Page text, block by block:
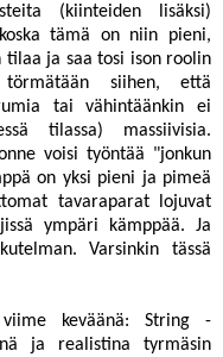
(kiinteiden lisäksi)
tämä on niin pieni,
ja saa tosi ison roolin
törmätään siihen, että
tai vähintäänkin ei
tilassa) massiivisia.
voisi työntää "jonkun
on yksi pieni ja pimeä
tavaraparat lojuvat
ympäri kämppää. Ja
Varsinkin tässä
keväänä:String -
ja realistina tyrmäsin